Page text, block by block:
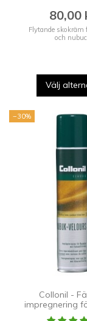
80,00
Flytande skokräm
och
Välj
−30%
Collonil -
impregnering